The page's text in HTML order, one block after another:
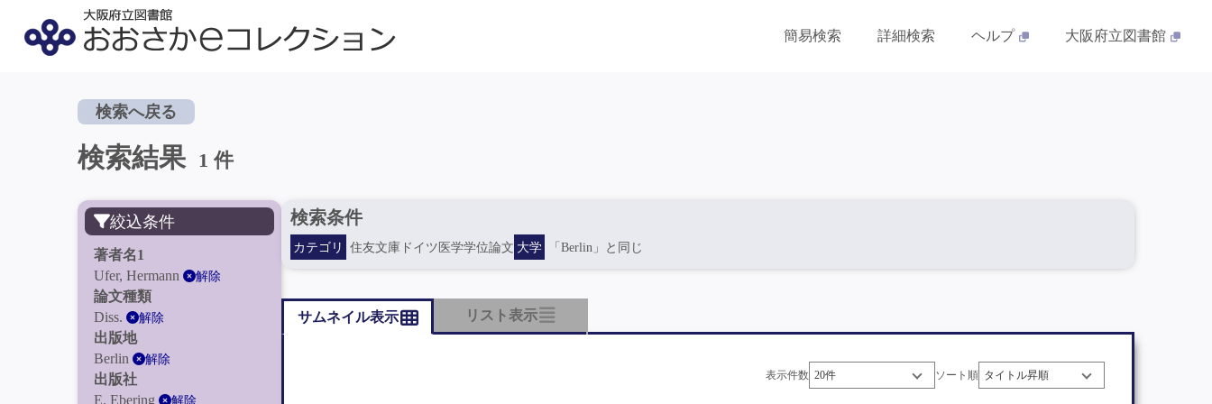
簡易検索 詳細検索 ヘルプ 大阪府立図書館
検索へ戻る
検索結果 1 件
絞込条件
著者名1
Ufer, Hermann
解除
論文種類
Diss.
解除
出版地
Berlin
解除
出版社
E. Ebering
解除
検索条件
カテゴリ 住友文庫ドイツ医学学位論文 大学 「Berlin」と同じ
サムネイル表示 リスト表示
表示件数 ソート順